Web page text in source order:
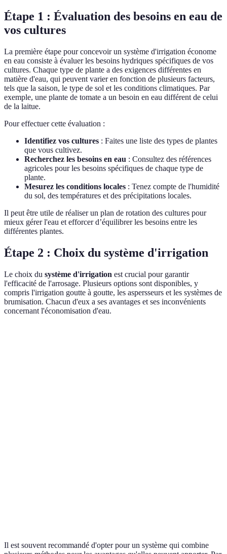
Étape 1 : Évaluation des besoins en eau de
vos cultures
La première étape pour concevoir un système d'irrigation économe
en eau consiste à évaluer les besoins hydriques spécifiques de vos
cultures. Chaque type de plante a des exigences différentes en
matière d'eau, qui peuvent varier en fonction de plusieurs facteurs,
tels que la saison, le type de sol et les conditions climatiques. Par
exemple, une plante de tomate a un besoin en eau différent de celui
de la laitue.
Pour effectuer cette évaluation :
Identifiez vos cultures : Faites une liste des types de plantes
que vous cultivez.
Recherchez les besoins en eau : Consultez des références
agricoles pour les besoins spécifiques de chaque type de
plante.
Mesurez les conditions locales : Tenez compte de l'humidité
du sol, des températures et des précipitations locales.
Il peut être utile de réaliser un plan de rotation des cultures pour
mieux gérer l'eau et efforcer d’équilibrer les besoins entre les
différentes plantes.
Étape 2 : Choix du système d'irrigation
Le choix du système d'irrigation est crucial pour garantir
l'efficacité de l'arrosage. Plusieurs options sont disponibles, y
compris l'irrigation goutte à goutte, les aspersseurs et les systèmes de
brumisation. Chacun d'eux a ses avantages et ses inconvénients
concernant l'économisation d'eau.
Il est souvent recommandé d'opter pour un système qui combine